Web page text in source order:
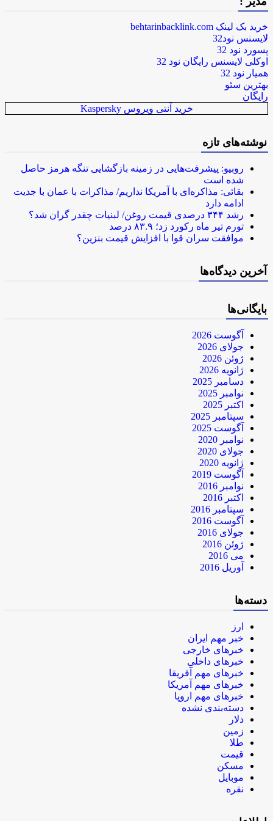
خرید بک لینک behtarinbacklink.com
لایسنس نود32
پسورد نود 32
اوکلی لایسنس رایگان نود 32
همیار نود 32
بهترین سئو
رایگان
خرید آنتی ویروس Kaspersky
نوشته‌های تازه
روبیو: پیشرفت‌هایی در زمینه بازگشایی تنگه هرمز حاصل
شده است
بقائی: مذاکره‌ای با آمریکا نداریم/ مذاکرات با عمان با جدیت
ادامه دارد
رشد ۳۴۴ درصدی قیمت روغن/ لبنیات چقدر گران شد؟
تورم تیر ماه رکورد زد؛ ۸۳.۹ درصد
موافقت سران قوا با افزایش قیمت بنزین؟
آخرین دیدگاه‌ها
بایگانی‌ها
آگوست 2026
جولای 2026
ژوئن 2026
ژانویه 2026
دسامبر 2025
نوامبر 2025
اکتبر 2025
سپتامبر 2025
آگوست 2025
نوامبر 2020
جولای 2020
ژانویه 2020
آگوست 2019
نوامبر 2016
اکتبر 2016
سپتامبر 2016
آگوست 2016
جولای 2016
ژوئن 2016
می 2016
آوریل 2016
دسته‌ها
ارز
خبر مهم ایران
خبرهای خارجی
خبرهای داخلی
خبرهای مهم آفریقا
خبرهای مهم آمریکا
خبرهای مهم اروپا
دسته‌بندی نشده
دلار
زمین
طلا
قیمت
مسکن
موبایل
نقره